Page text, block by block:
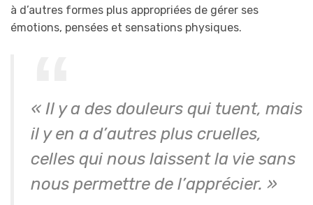
à d’autres formes plus appropriées de gérer ses
émotions, pensées et sensations physiques.
« Il y a des douleurs qui tuent, mais
il y en a d’autres plus cruelles,
celles qui nous laissent la vie sans
nous permettre de l’apprécier. »